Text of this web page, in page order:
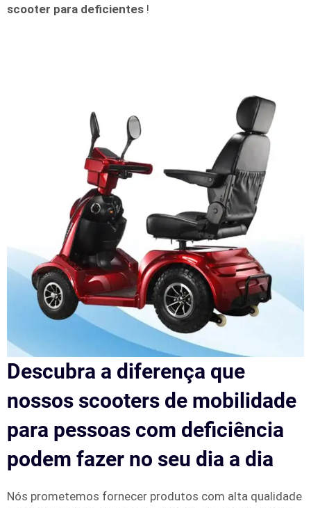
scooter para deficientes !
Descubra a diferença que
nossos scooters de mobilidade
para pessoas com deficiência
podem fazer no seu dia a dia
Nós prometemos fornecer produtos com alta qualidade